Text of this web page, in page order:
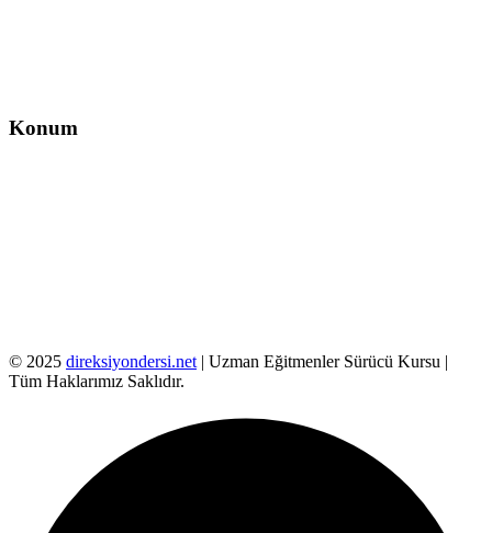
Konum
© 2025 direksiyondersi.net | Uzman Eğitmenler Sürücü Kursu |
Tüm Haklarımız Saklıdır.